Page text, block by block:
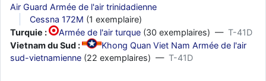
Air Guard Armée de l'air trinidadienne
Cessna 172M (1 exemplaire)
Turquie :
Armée de l'air turque (30 exemplaires) —T-41D
Vietnam du Sud :
Khong Quan Viet Nam Armée de l'air
sud-vietnamienne (22 exemplaires) — T-41D